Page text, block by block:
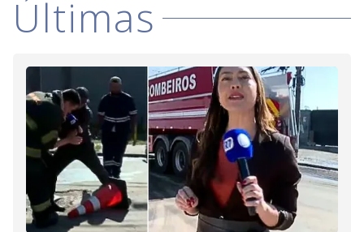
i
d
e
o
Últimas